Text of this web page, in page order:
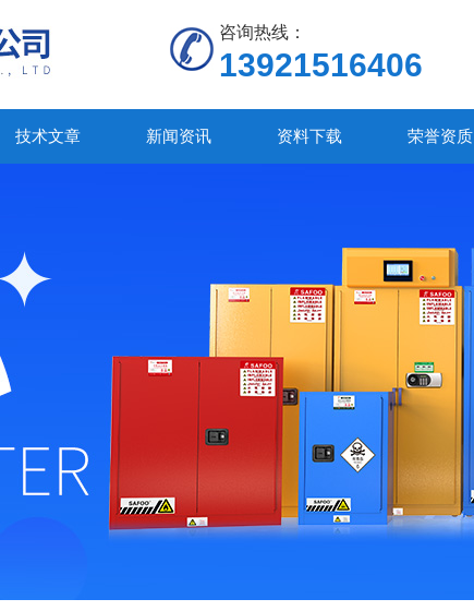
咨询热线：
13921516406
技术文章 新闻资讯 资料下载 荣誉资质